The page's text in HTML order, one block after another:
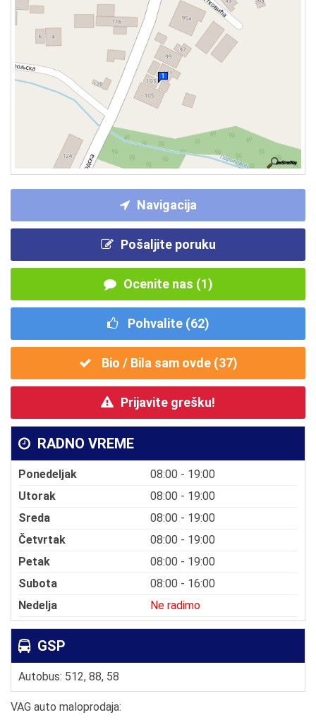
Navigacija
Pošaljite poruku
Ocenite nas (1)
Pohvalite (62)
Bio / Bila sam ovde (37)
Prijavite grešku!
RADNO VREME
Ponedeljak
08:00 - 19:00
Utorak
08:00 - 19:00
Sreda
08:00 - 19:00
Četvrtak
08:00 - 19:00
Petak
08:00 - 19:00
Subota
08:00 - 16:00
Nedelja
Ne radimo
GSP
Autobus: 512, 88, 58
VAG auto maloprodaja: